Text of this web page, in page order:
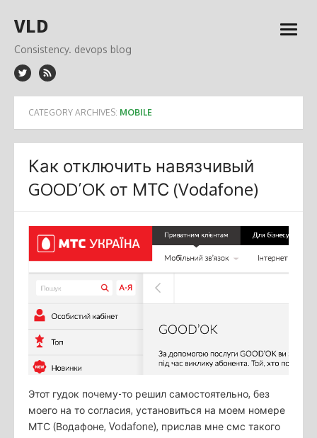
to
VLD
Consistency. devops blog
open
CATEGORY ARCHIVES: MOBILE
Как отключить навязчивый
GOOD’OK от МТС (Vodafone)
Этот гудок почему-то решил самостоятельно, без
моего на то согласия, установиться на моем номере
МТС (Водафоне, Vodafone), прислав мне смс такого